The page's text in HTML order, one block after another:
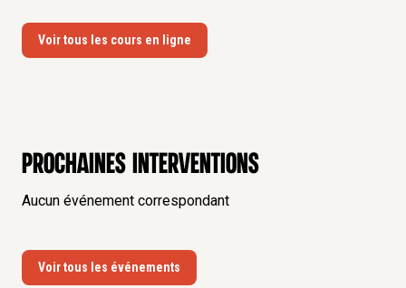
Voir tous les cours en ligne
Prochaines interventions
Aucun événement correspondant
Voir tous les événements